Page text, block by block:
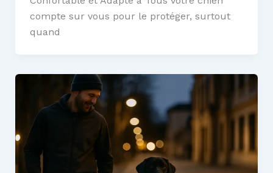
compte sur vous pour le protéger, surtout
quand